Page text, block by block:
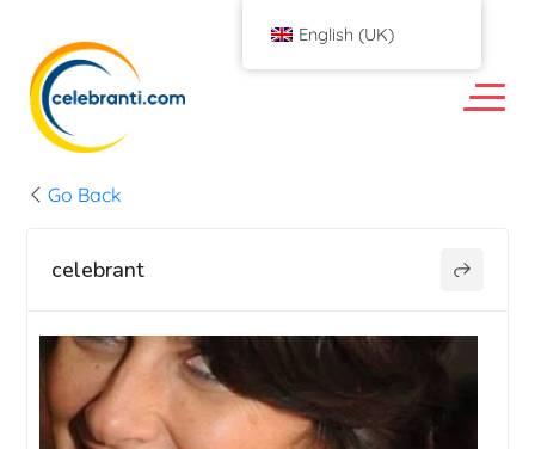
Go Back
celebrant
English (UK)